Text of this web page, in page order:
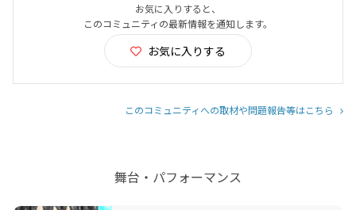
お気に入りすると、
このコミュニティの最新情報を通知します。
お気に入りする
このコミュニティへの取材や問題報告等はこちら
舞台・パフォーマンス